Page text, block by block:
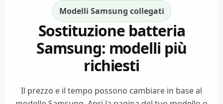
Modelli Samsung collegati
Sostituzione batteria
Samsung: modelli più
richiesti
Il prezzo e il tempo possono cambiare in base al